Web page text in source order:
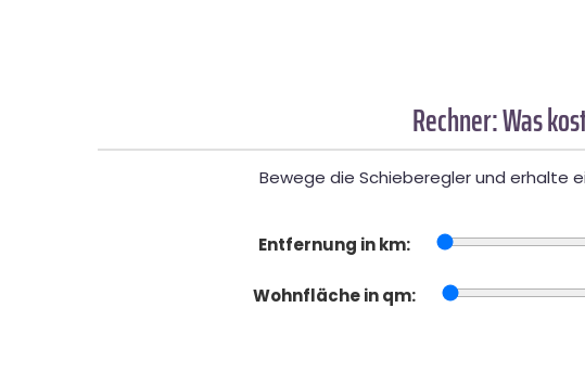
Rechner: Was
Bewege die Schieberegler und erhalte
Entfernung in km:
Wohnfläche in qm: